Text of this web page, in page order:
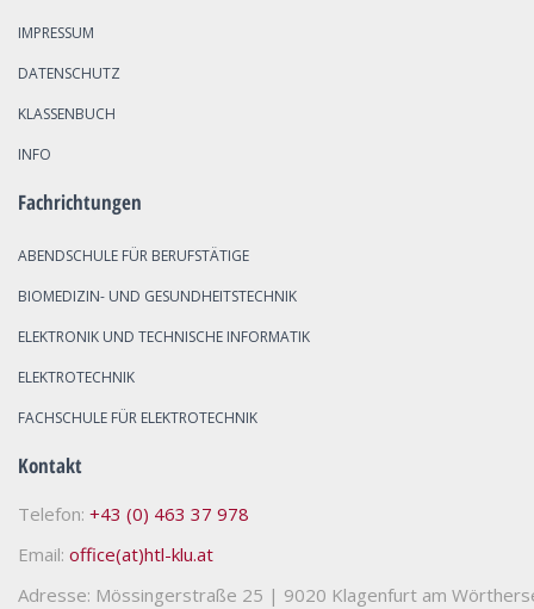
IMPRESSUM
DATENSCHUTZ
KLASSENBUCH
INFO
Fachrichtungen
ABENDSCHULE FÜR BERUFSTÄTIGE
BIOMEDIZIN- UND GESUNDHEITSTECHNIK
ELEKTRONIK UND TECHNISCHE INFORMATIK
ELEKTROTECHNIK
FACHSCHULE FÜR ELEKTROTECHNIK
Kontakt
Telefon: +43 (0) 463 37 978
Email: office(at)htl-klu.at
Adresse: Mössingerstraße 25 | 9020 Klagenfurt am